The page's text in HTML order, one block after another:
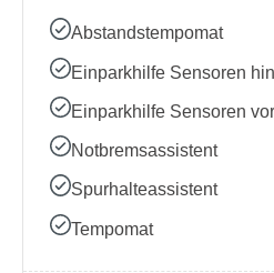
Abstandstempomat
Einparkhilfe Sensoren
Einparkhilfe Sensoren
Notbremsassistent
Spurhalteassistent
Tempomat